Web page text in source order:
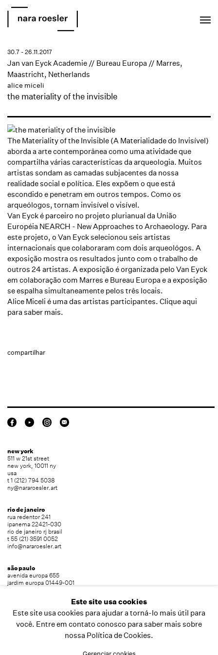
the materiality of the invisible
alice miceli
Jan van Eyck Academie // Bureau Europa // Marres,
Maastricht, Netherlands
30.7 - 26.11.2017
The Materiality of the Invisible (A Materialidade do Invisível)
aborda a arte contemporânea como uma atividade que
compartilha várias características da arqueologia. Muitos
artistas sondam as camadas subjacentes da nossa
realidade social e política. Eles expõem o que está
escondido e penetram em outros tempos. Como os
arqueólogos, tornam invisível o visível.
Van Eyck é parceiro no projeto plurianual da União
Européia NEARCH - New Approaches to Archaeology. Para
este projeto, o Van Eyck selecionou seis artistas
internacionais que colaboraram com dois arqueológos. A
exposição mostra os resultados junto com o trabalho de
outros 24 artistas. A exposição é organizada pelo Van Eyck
em colaboração com Marres e Bureau Europa e a exposição
se espalha simultaneamente pelos três locais.
Alice Miceli é uma das artistas participantes. Clique aqui
para saber mais.
compartilhar
new york
511 w 21st street
new york, 10011 ny
usa
t 1 (212) 794 5038
ny@nararoesler.art
rio de janeiro
rua redentor 241
ipanema 22421-030
rio de janeiro rj brasil
t 55 (21) 3591 0052
info@nararoesler.art
são paulo
avenida europa 655
jardim europa 01449-001
copyright © 2026 nara roesler
Este site usa cookies
Este site usa cookies para ajudar a torná-lo mais útil para
você. Entre em contato conosco para saber mais sobre
nossa Política de Cookies.